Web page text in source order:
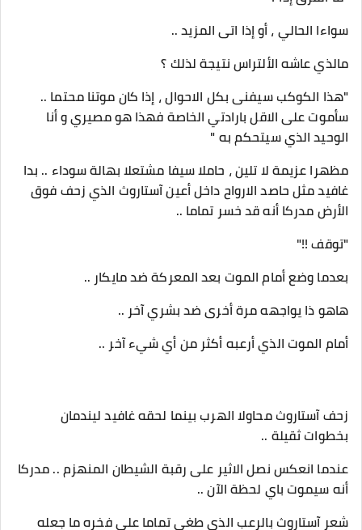
سواءا الحالي ، أو إذا اتى المزيد ..
مالذي عاشه الألتراس نتيجة لذلك ؟
"هذا الكوكب سيفنى بكل الاحوال ، إذا كان موتنا محتما ..
سأموت على الاقل بارادتي الخاصة فهذا هو مصيري و أنا
الوحيد الذي سيتحكم به "
مظهرا عزيمة لا تلين ، حاملا سيفا مشتعلا بهالة سوداء .. بدا
غافيد مثل حاصد الارواح داخل أعين آستاروث الذي زحف فوق
الأرض مدركا أنه قد خسر تماما ..
"توقف !!"
بعدما وضع أمام الموت بعد المعركة ضد مايكار ..
هاهو ذا يواجهه مرة أخرى ضد بشري آخر ..
أمام الموت الذي أرعبه أكثر من أي شيء آخر ..
زحف آستاروث محاولا الهرب بينما لحقه غافيد ليندمان
بخطوات ثقيلة ..
عندما انعكس نصل الاثير على رقبة الشيطان المنهزم .. مدركا
أنه سيموت باي لحظة الآن ..
شعر آستاروث بالرعب الذي طغى تماما على فخره ما جعله